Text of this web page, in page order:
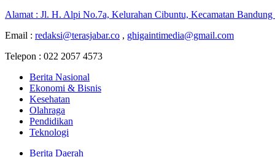
Alamat : Jl. H. Alpi No.7a, Kelurahan Cibuntu, Kecamatan
Email : redaksi@terasjabar.co , ghigaintimedia@gmail.com
Telepon : 022 2057 4573
Berita Nasional
Ekonomi & Bisnis
Kesehatan
Olahraga
Pendidikan
Teknologi
Berita Daerah